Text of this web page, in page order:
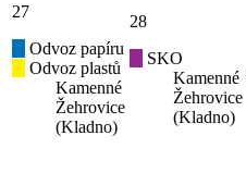
27
Odvoz papíru
Odvoz plastů
Kamenné
Žehrovice
(Kladno)
28
SKO
Kamenné
Žehrovice
(Kladno)